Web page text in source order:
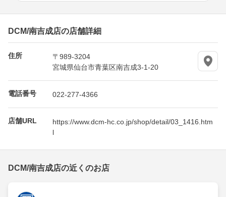
DCM/南吉成店の店舗詳細
住所
〒989-3204
宮城県仙台市青葉区南吉成3-1-20
電話番号 022-277-4366
店舗URL
https://www.dcm-hc.co.jp/shop/detail/03_1416.htm
l
DCM/南吉成店の近くのお店